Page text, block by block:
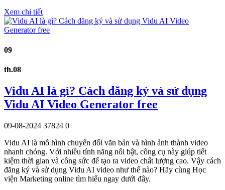
Xem chi tiết
09
th.08
Vidu AI là gì? Cách đăng ký và sử dụng
Vidu AI Video Generator free
09-08-2024 37824 0
Vidu AI là mô hình chuyển đổi văn bản và hình ảnh thành video
nhanh chóng. Với nhiều tính năng nổi bật, công cụ này giúp tiết
kiệm thời gian và công sức để tạo ra video chất lượng cao. Vậy cách
đăng ký và sử dụng Vidu AI video như thế nào? Hãy cùng Học
viện Marketing online tìm hiểu ngay dưới đây.